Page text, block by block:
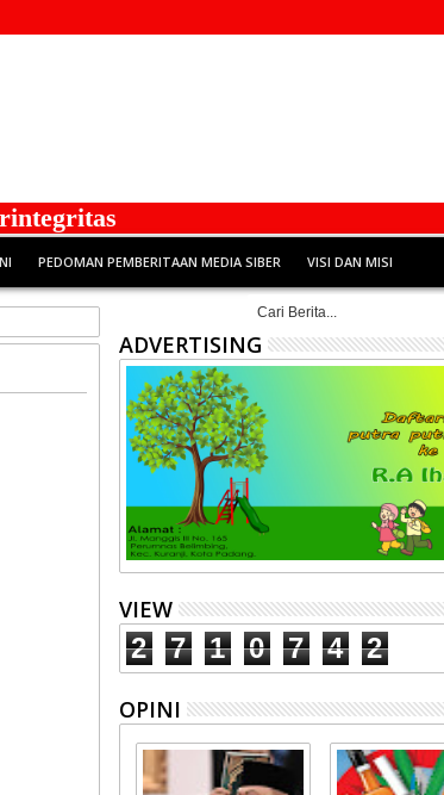
PEDOMAN PEMBERITAAN MEDIA SIBER VISI DAN MISI
ADVERTISING
VIEW
2 7 1 0 7 4 2
OPINI